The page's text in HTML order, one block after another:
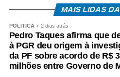
MAIS LIDAS
POLÍTICA 2 dias atrás
Pedro Taques afirma que
à PGR deu origem à
da PF sobre acordo de R$
milhões entre Governo de